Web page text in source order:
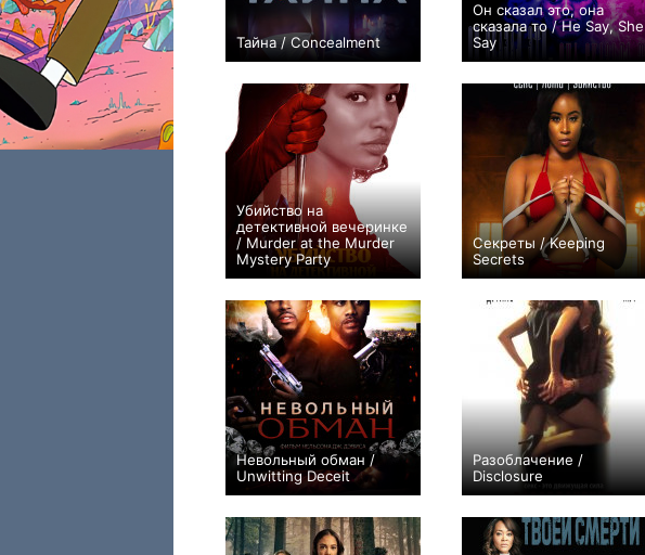
Тайна / Concealment
0
Он сказал это, она
сказала то / He Say, She
Say
0
Убийство на
детективной вечеринке
/ Murder at the Murder
Mystery Party
−1
Секреты / Keeping
Secrets
0
Невольный обман /
Unwitting Deceit
0
Разоблачение /
Disclosure
+3